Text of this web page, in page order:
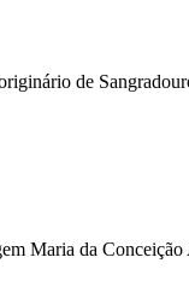
de
Maria da